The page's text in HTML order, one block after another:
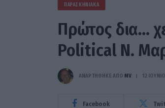
ΠΑΡΑΣΚΗΝΙΑΚΆ
Πρώτος δια…
Political Ν.
ΑΝΑΡΤΗΘΗΚΕ ΑΠΟ MV 12
Facebook